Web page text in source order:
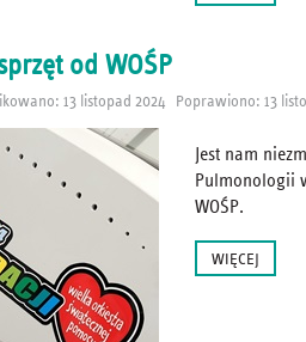
od WOŚP
13 listopad 2024 Poprawiono: 13
Jest nam
Pulmonologii
WOŚP.
WIĘCEJ